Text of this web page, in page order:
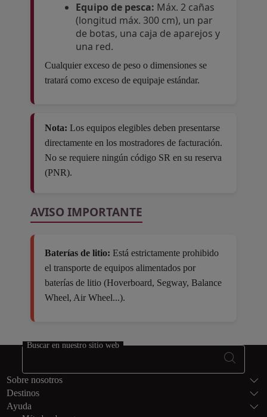
Equipo de pesca: Máx. 2 cañas
(longitud máx. 300 cm), un par
de botas, una caja de aparejos y
una red.
Cualquier exceso de peso o dimensiones se
tratará como exceso de equipaje estándar.
Nota: Los equipos elegibles deben presentarse
directamente en los mostradores de facturación.
No se requiere ningún código SR en su reserva
(PNR).
AVISO IMPORTANTE
Baterías de litio: Está estrictamente prohibido
el transporte de equipos alimentados por
baterías de litio (Hoverboard, Segway, Balance
Wheel, Air Wheel...).
Footer Mapa
Buscar en nuestro sitio web
Sobre nosotros
Destinos
Ayuda